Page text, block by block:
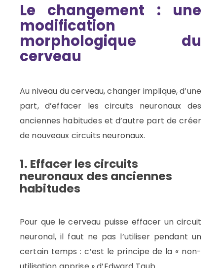
Le changement : une
modification
morphologique du
cerveau
Au niveau du cerveau, changer implique, d’une
part, d’effacer les circuits neuronaux des
anciennes habitudes et d’autre part de créer
de nouveaux circuits neuronaux.
1. Effacer les circuits
neuronaux des anciennes
habitudes
Pour que le cerveau puisse effacer un circuit
neuronal, il faut ne pas l’utiliser pendant un
certain temps : c’est le principe de la « non-